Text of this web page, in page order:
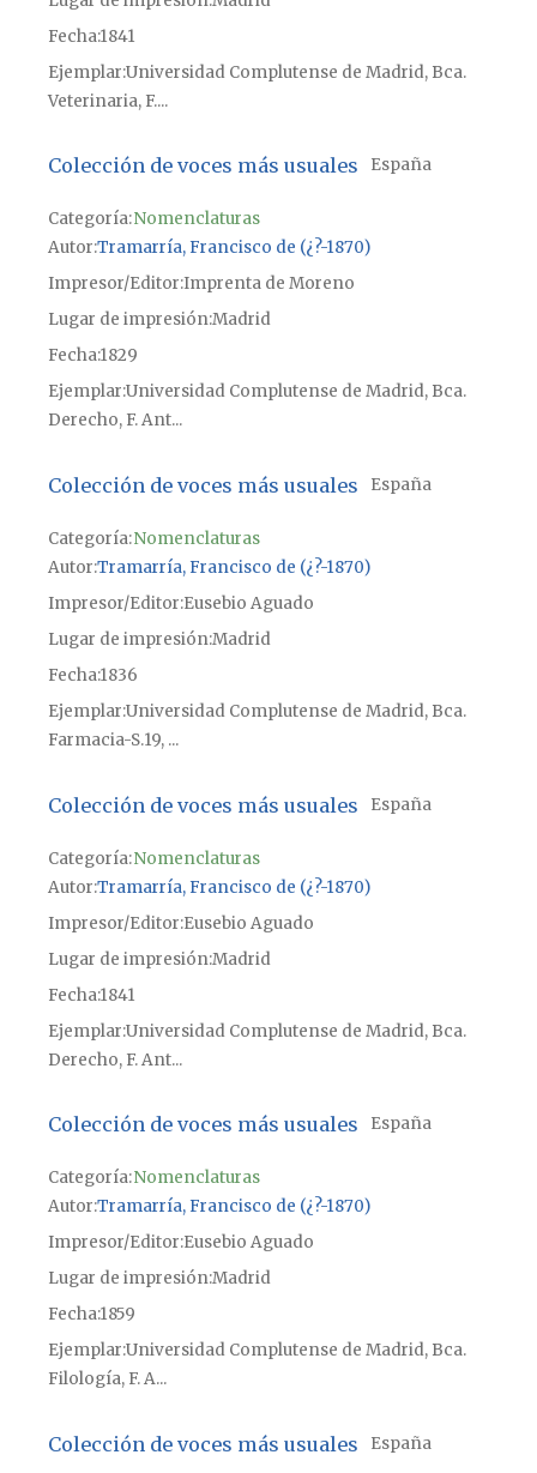
Fecha1841
Ejemplar Universidad Complutense de Madrid, Bca.
Veterinaria, F....
Colección de voces más usuales España
Categoría:Nomenclaturas
Autor Tramarría, Francisco de (¿?-1870)
Impresor/Editor Imprenta de Moreno
Lugar de impresiónMadrid
Fecha1829
Ejemplar Universidad Complutense de Madrid, Bca.
Derecho, F. Ant...
Colección de voces más usuales España
Categoría:Nomenclaturas
Autor Tramarría, Francisco de (¿?-1870)
Impresor/Editor Eusebio Aguado
Lugar de impresiónMadrid
Fecha1836
Ejemplar Universidad Complutense de Madrid, Bca.
Farmacia-S.19, ...
Colección de voces más usuales España
Categoría:Nomenclaturas
Autor Tramarría, Francisco de (¿?-1870)
Impresor/Editor Eusebio Aguado
Lugar de impresiónMadrid
Fecha1841
Ejemplar Universidad Complutense de Madrid, Bca.
Derecho, F. Ant...
Colección de voces más usuales España
Categoría:Nomenclaturas
Autor Tramarría, Francisco de (¿?-1870)
Impresor/Editor Eusebio Aguado
Lugar de impresiónMadrid
Fecha1859
Ejemplar Universidad Complutense de Madrid, Bca.
Filología, F. A...
Colección de voces más usuales España